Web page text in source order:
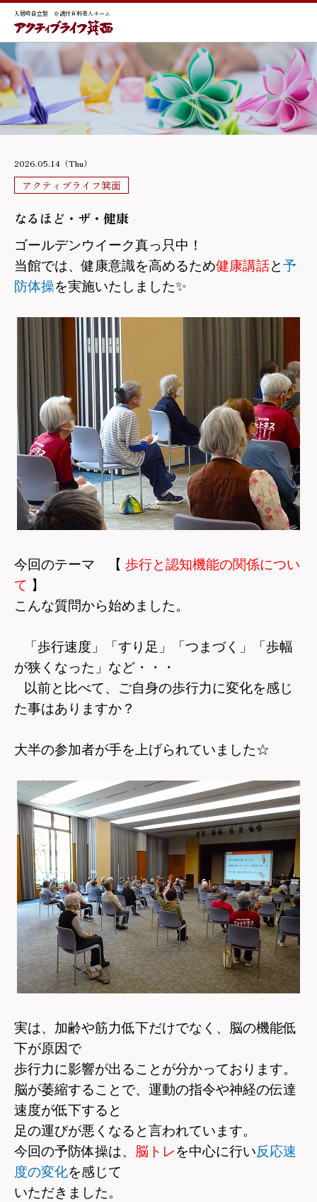
入居時自立型 介護付有料老人ホーム
2026.05.14（Thu）
アクティブライフ箕面
なるほど・ザ・健康
ゴールデンウイーク真っ只中！
当館では、健康意識を高めるため健康講話と予
防体操を実施いたしました✨
今回のテーマ 【 歩行と認知機能の関係につい
て 】
こんな質問から始めました。
「歩行速度」「すり足」「つまづく」「歩幅
が狭くなった」など・・・
以前と比べて、ご自身の歩行力に変化を感じ
た事はありますか？
大半の参加者が手を上げられていました☆
実は、加齢や筋力低下だけでなく、脳の機能低
下が原因で
歩行力に影響が出ることが分かっております。
脳が萎縮することで、運動の指令や神経の伝達
速度が低下すると
足の運びが悪くなると言われています。
今回の予防体操は、 脳トレを中心に行い反応速
度の変化を感じて
いただきました。